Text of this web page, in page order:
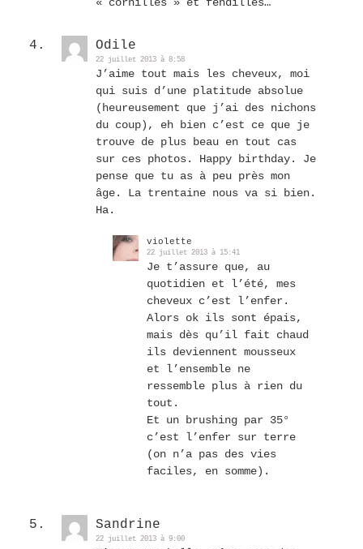
« cornillés » et fendillés…
Odile
22 juillet 2013 à 8:58
J’aime tout mais les cheveux, moi
qui suis d’une platitude absolue
(heureusement que j’ai des nichons
du coup), eh bien c’est ce que je
trouve de plus beau en tout cas
sur ces photos. Happy birthday. Je
pense que tu as à peu près mon
âge. La trentaine nous va si bien.
Ha.
violette
22 juillet 2013 à 15:41
Je t’assure que, au
quotidien et l’été, mes
cheveux c’est l’enfer.
Alors ok ils sont épais,
mais dès qu’il fait chaud
ils deviennent mousseux
et l’ensemble ne
ressemble plus à rien du
tout.
Et un brushing par 35°
c’est l’enfer sur terre
(on n’a pas des vies
faciles, en somme).
Sandrine
22 juillet 2013 à 9:00